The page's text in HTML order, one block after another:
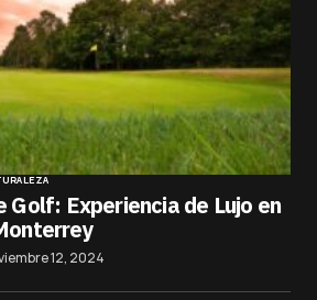
Golf: Experiencia de Lujo en
12, 2024